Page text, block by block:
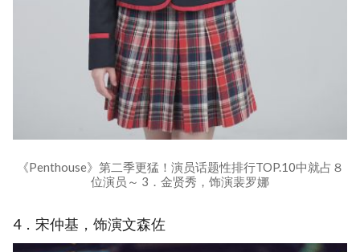
《Penthouse》第二季更猛！演员话题性排行TOP.10中就占８
位演员～ 3．金贤秀，饰演裴罗娜
4．宋仲基，饰演文森佐